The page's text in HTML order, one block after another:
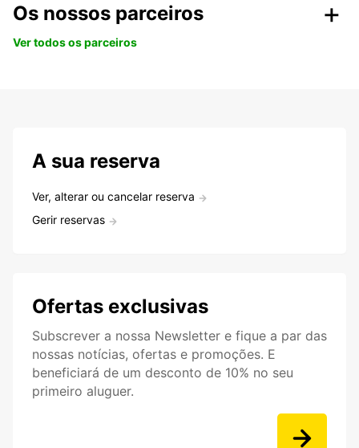
Os nossos parceiros
Ver todos os parceiros
A sua reserva
Ver, alterar ou cancelar reserva
Gerir reservas
Ofertas exclusivas
Subscrever a nossa Newsletter e fique a par das
nossas notícias, ofertas e promoções. E
beneficiará de um desconto de 10% no seu
primeiro aluguer.